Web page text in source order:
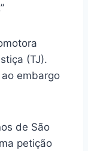
(TJ).
embargo
de São
petição